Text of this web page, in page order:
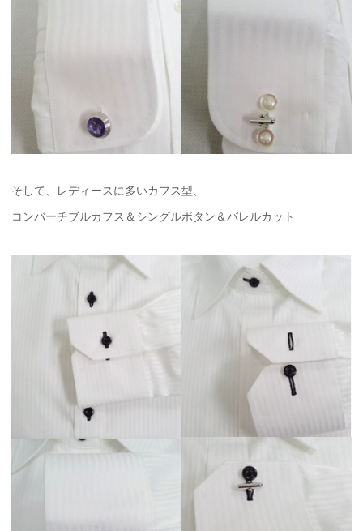
そして、レディースに多いカフス型、
コンバーチブルカフス＆シングルボタン＆バレルカット